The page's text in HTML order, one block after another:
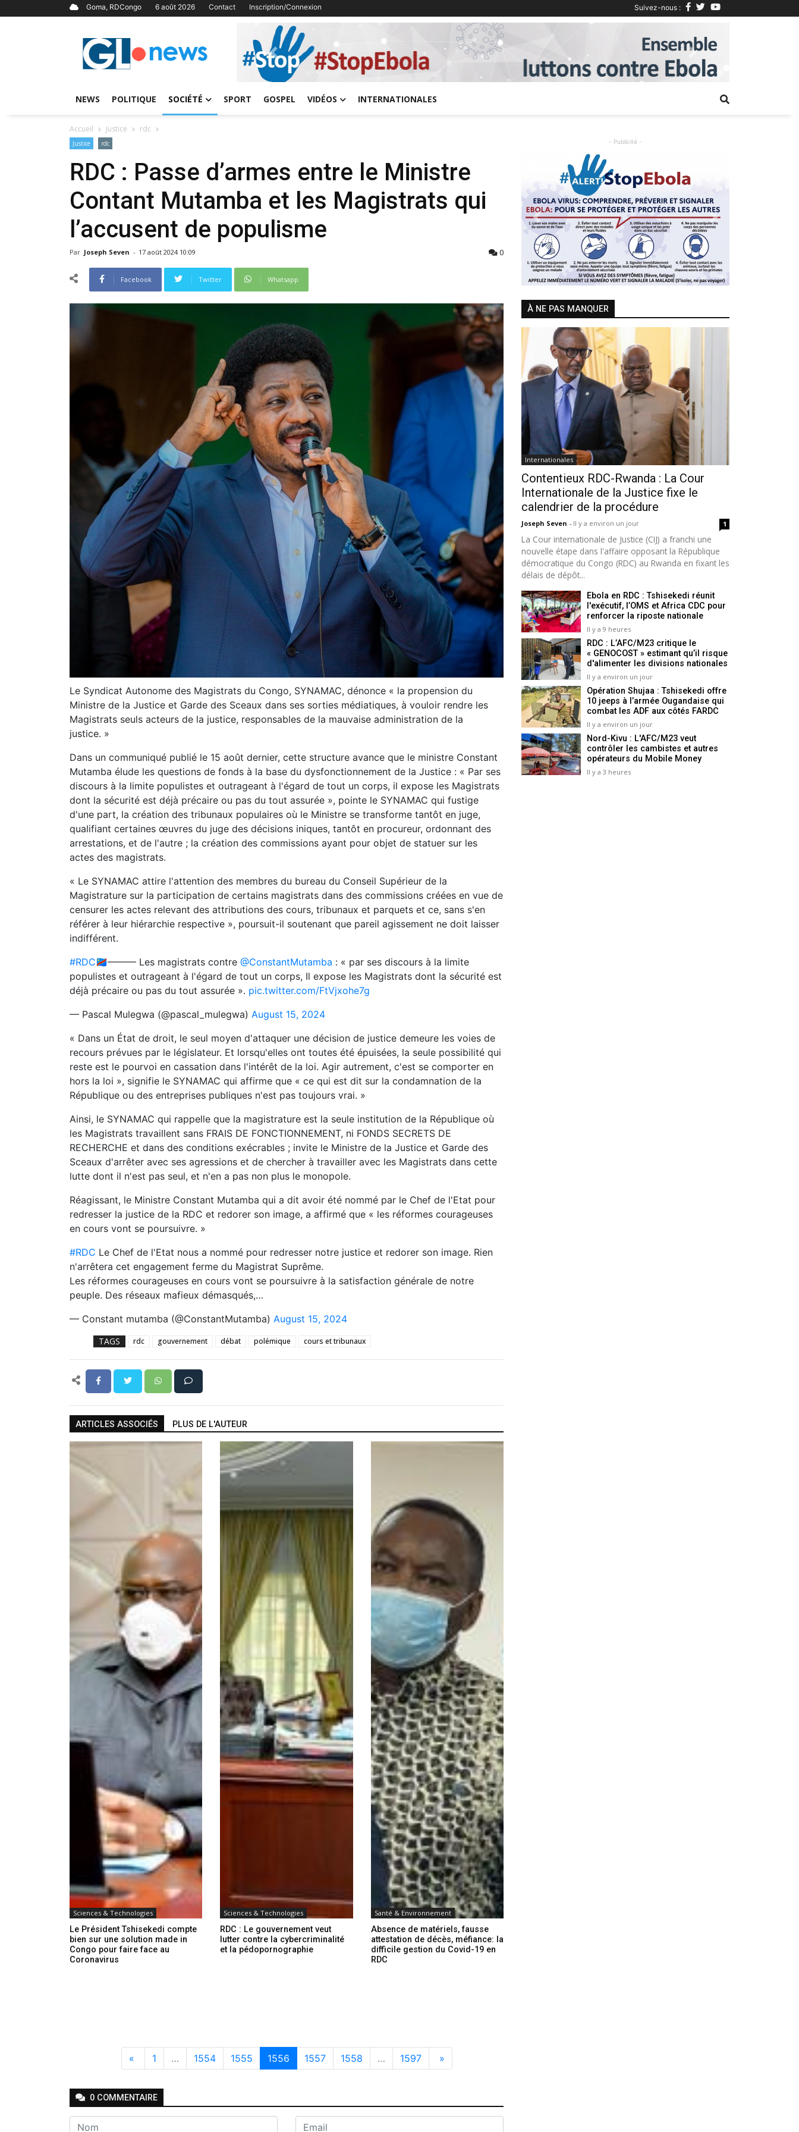
Goma, RDCongo 6 août 2026 Contact Inscription/Connexion Suivez-nous :
Previous Next
NEWS POLITIQUE SOCIÉTÉ SPORT GOSPEL VIDÉOS INTERNATIONALES
Accueil Justice rdc
Justice rdc
RDC : Passe d’armes entre le Ministre
Contant Mutamba et les Magistrats qui
l’accusent de populisme
Par Joseph Seven - 17 août 2024 10:09 0
Facebook Twitter Whatsapp
Le Syndicat Autonome des Magistrats du Congo, SYNAMAC, dénonce « la propension du
Ministre de la Justice et Garde des Sceaux dans ses sorties médiatiques, à vouloir rendre les
Magistrats seuls acteurs de la justice, responsables de la mauvaise administration de la
justice. »
Dans un communiqué publié le 15 août dernier, cette structure avance que le ministre Constant
Mutamba élude les questions de fonds à la base du dysfonctionnement de la Justice : « Par ses
discours à la limite populistes et outrageant à l'égard de tout un corps, il expose les Magistrats
dont la sécurité est déjà précaire ou pas du tout assurée », pointe le SYNAMAC qui fustige
d'une part, la création des tribunaux populaires où le Ministre se transforme tantôt en juge,
qualifiant certaines œuvres du juge des décisions iniques, tantôt en procureur, ordonnant des
arrestations, et de l'autre ; la création des commissions ayant pour objet de statuer sur les
actes des magistrats.
« Le SYNAMAC attire l'attention des membres du bureau du Conseil Supérieur de la
Magistrature sur la participation de certains magistrats dans des commissions créées en vue de
censurer les actes relevant des attributions des cours, tribunaux et parquets et ce, sans s'en
référer à leur hiérarchie respective », poursuit-il soutenant que pareil agissement ne doit laisser
indifférent.
#RDC🇨🇩——— Les magistrats contre @ConstantMutamba : « par ses discours à la limite
populistes et outrageant à l'égard de tout un corps, Il expose les Magistrats dont la sécurité est
déjà précaire ou pas du tout assurée ». pic.twitter.com/FtVjxohe7g
— Pascal Mulegwa (@pascal_mulegwa) August 15, 2024
« Dans un État de droit, le seul moyen d'attaquer une décision de justice demeure les voies de
recours prévues par le législateur. Et lorsqu'elles ont toutes été épuisées, la seule possibilité qui
reste est le pourvoi en cassation dans l'intérêt de la loi. Agir autrement, c'est se comporter en
hors la loi », signifie le SYNAMAC qui affirme que « ce qui est dit sur la condamnation de la
République ou des entreprises publiques n'est pas toujours vrai. »
Ainsi, le SYNAMAC qui rappelle que la magistrature est la seule institution de la République où
les Magistrats travaillent sans FRAIS DE FONCTIONNEMENT, ni FONDS SECRETS DE
RECHERCHE et dans des conditions exécrables ; invite le Ministre de la Justice et Garde des
Sceaux d'arrêter avec ses agressions et de chercher à travailler avec les Magistrats dans cette
lutte dont il n'est pas seul, et n'en a pas non plus le monopole.
Réagissant, le Ministre Constant Mutamba qui a dit avoir été nommé par le Chef de l'Etat pour
redresser la justice de la RDC et redorer son image, a affirmé que « les réformes courageuses
en cours vont se poursuivre. »
#RDC Le Chef de l'Etat nous a nommé pour redresser notre justice et redorer son image. Rien
n'arrêtera cet engagement ferme du Magistrat Suprême.
Les réformes courageuses en cours vont se poursuivre à la satisfaction générale de notre
peuple. Des réseaux mafieux démasqués,…
— Constant mutamba (@ConstantMutamba) August 15, 2024
TAGS rdc gouvernement débat polémique cours et tribunaux
ARTICLES ASSOCIÉS PLUS DE L'AUTEUR
Sciences & Technologies
Le Président Tshisekedi compte
bien sur une solution made in
Congo pour faire face au
Coronavirus
Sciences & Technologies
RDC : Le gouvernement veut
lutter contre la cybercriminalité
et la pédopornographie
Santé & Environnement
Absence de matériels, fausse
attestation de décès, méfiance: la
difficile gestion du Covid-19 en
RDC
« 1 … 1554 1555 1556 1557 1558 … 1597 »
0 COMMENTAIRE
- Publicité -
Previous Next
À NE PAS MANQUER
Internationales
Contentieux RDC-Rwanda : La Cour
Internationale de la Justice fixe le
calendrier de la procédure
Joseph Seven - Il y a environ un jour 1
La Cour internationale de Justice (CIJ) a franchi une
nouvelle étape dans l'affaire opposant la République
démocratique du Congo (RDC) au Rwanda en fixant les
délais de dépôt...
Ebola en RDC : Tshisekedi réunit
l'exécutif, l’OMS et Africa CDC pour
renforcer la riposte nationale
Il y a 9 heures
RDC : L’AFC/M23 critique le
« GENOCOST » estimant qu’il risque
d'alimenter les divisions nationales
Il y a environ un jour
Opération Shujaa : Tshisekedi offre
10 jeeps à l’armée Ougandaise qui
combat les ADF aux côtés FARDC
Il y a environ un jour
Nord-Kivu : L'AFC/M23 veut
contrôler les cambistes et autres
opérateurs du Mobile Money
Il y a 3 heures